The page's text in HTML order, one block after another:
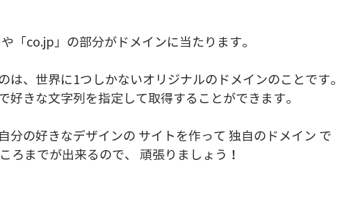
「co.jp」の部分がドメインに当たります。
は、世界に1つしかないオリジナルのドメインのことです。
好きな文字列を指定して取得することができます。
分の好きなデザインの サイトを作って 独自のドメイン で
ろまでが出来るので、 頑張りましょう！